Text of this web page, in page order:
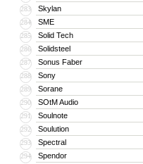
283 Skylan
284 SME
285 Solid Tech
286 Solidsteel
287 Sonus Faber
288 Sony
289 Sorane
290 SOtM Audio
291 Soulnote
292 Soulution
293 Spectral
294 Spendor